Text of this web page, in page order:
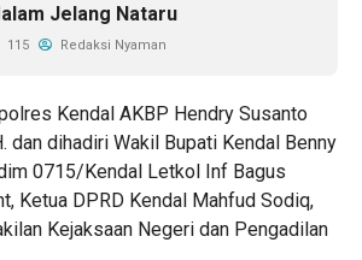
Jelang Nataru
115 Redaksi Nyaman
Kendal AKBP Hendry Susanto
dan dihadiri Wakil Bupati Kendal Benny
0715/Kendal Letkol Inf Bagus
Ketua DPRD Kendal Mahfud Sodiq,
Kejaksaan Negeri dan Pengadilan